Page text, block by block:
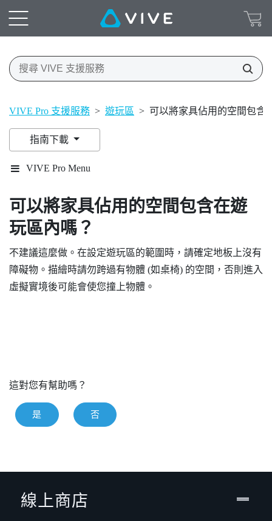
VIVE Pro 支援服務 > 遊玩區 > 可以將家具佔用的空間包含
指南下載
VIVE Pro Menu
可以將家具佔用的空間包含在遊
玩區內嗎？
不建議這麼做。在設定遊玩區的範圍時，請確定地板上沒有
障礙物。描繪時請勿跨過有物體 (如桌椅) 的空間，否則進入
虛擬實境後可能會使您撞上物體。
這對您有幫助嗎？
是 否
線上商店